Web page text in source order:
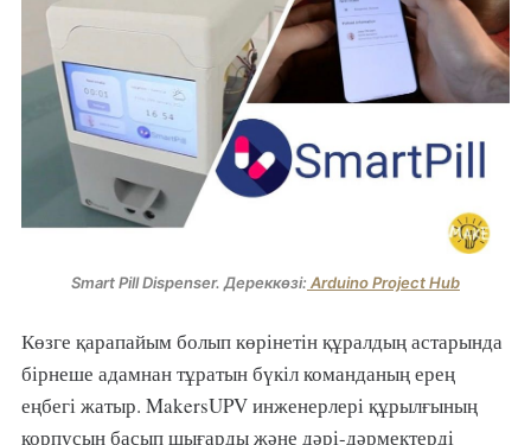
Smart Pill Dispenser. Дереккөзі: Arduino Project Hub
Көзге қарапайым болып көрінетін құралдың астарында
бірнеше адамнан тұратын бүкіл команданың ерең
еңбегі жатыр. MakersUPV инженерлері құрылғының
корпусын басып шығарды және дәрі-дәрмектерді